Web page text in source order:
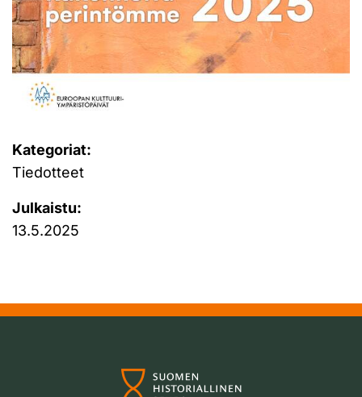
Kategoriat:
Tiedotteet
Julkaistu:
13.5.2025